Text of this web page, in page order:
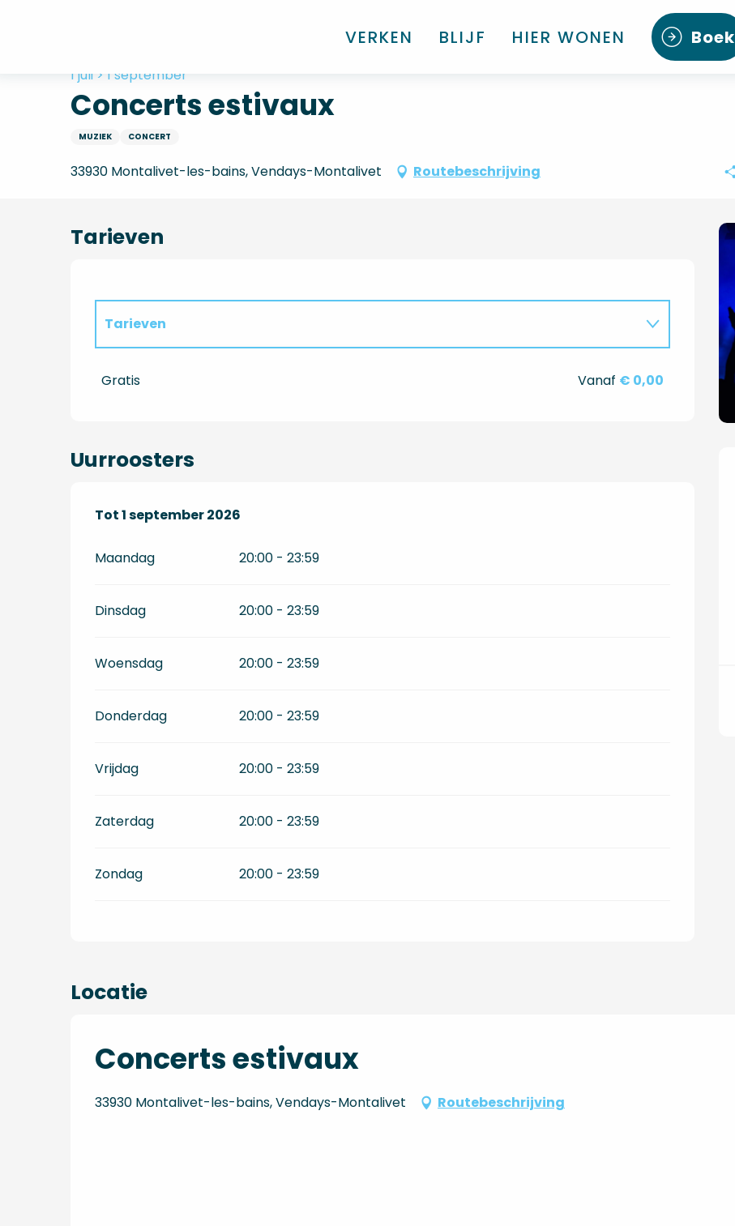
VERKEN BLIJF HIER WONEN Boek
1 juli > 1 september
Concerts estivaux
MUZIEK CONCERT
33930 Montalivet-les-bains, Vendays-Montalivet Routebeschrijving
Tarieven
Tarieven
Tarieven 2027
Gratis Vanaf € 0,00
Uurroosters
Vanaf1 juli 2026tot1 september 2026
Tot1 september 2026
Maandag 20:00 - 23:59
Dinsdag 20:00 - 23:59
Woensdag 20:00 - 23:59
Donderdag 20:00 - 23:59
Vrijdag 20:00 - 23:59
Zaterdag 20:00 - 23:59
Zondag 20:00 - 23:59
Locatie
Concerts estivaux
33930 Montalivet-les-bains, Vendays-Montalivet Routebeschrijving